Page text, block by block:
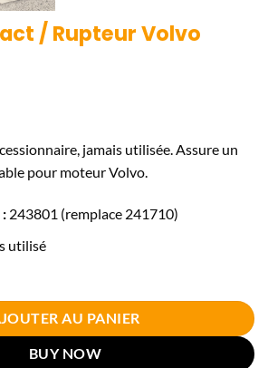
/ Rupteur Volvo
jamais utilisée. Assure un
pour moteur Volvo.
243801 (remplace 241710)
utilisé
AU PANIER
BUY NOW